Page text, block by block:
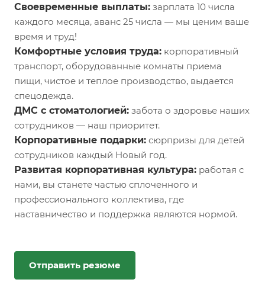
Своевременные выплаты: зарплата 10 числа
каждого месяца, аванс 25 числа — мы ценим ваше
время и труд!
Комфортные условия труда: корпоративный
транспорт, оборудованные комнаты приема
пищи, чистое и теплое производство, выдается
спецодежда.
ДМС с стоматологией: забота о здоровье наших
сотрудников — наш приоритет.
Корпоративные подарки: сюрпризы для детей
сотрудников каждый Новый год.
Развитая корпоративная культура: работая с
нами, вы станете частью сплоченного и
профессионального коллектива, где
наставничество и поддержка являются нормой.
Отправить резюме